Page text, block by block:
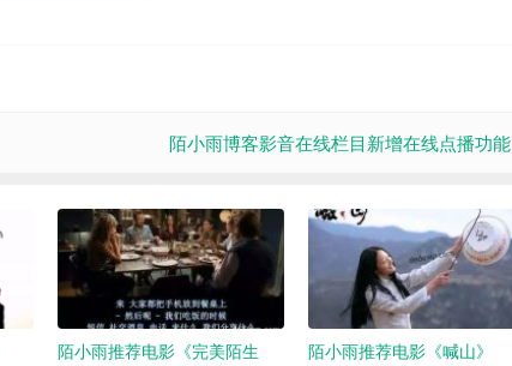
陌小雨博客影音在线栏目新增在线点播功能
陌小雨推荐电影《完美陌生 陌小雨推荐电影《喊山》